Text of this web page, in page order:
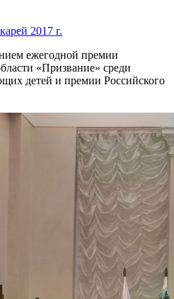
2017 г.
ежегодной премии
«Призвание» среди
детей и премии Российского